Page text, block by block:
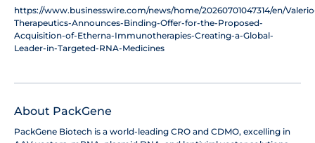
https://www.businesswire.com/news/home/20260701047314/en/
Therapeutics-Announces-Binding-Offer-for-the-Proposed-
Acquisition-of-Etherna-Immunotherapies-Creating-a-Global-
Leader-in-Targeted-RNA-Medicines
About PackGene
PackGene Biotech is a world-leading CRO and CDMO, excelling in